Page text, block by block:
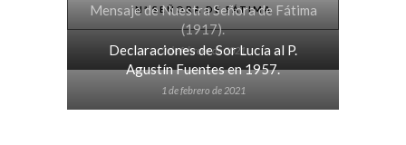
Nª SEÑORA DE FÁTIMA
Mensaje de Nuestra Señora de Fátima
(1917).
2 de febrero de 2021
Declaraciones de Sor Lucía al P.
Agustín Fuentes en 1957.
1 de febrero de 2021